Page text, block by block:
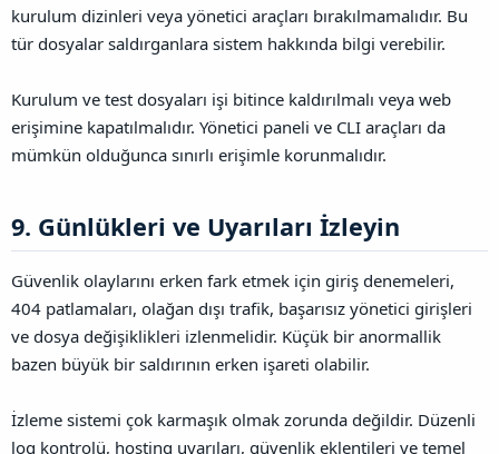
kurulum dizinleri veya yönetici araçları bırakılmamalıdır. Bu
tür dosyalar saldırganlara sistem hakkında bilgi verebilir.
Kurulum ve test dosyaları işi bitince kaldırılmalı veya web
erişimine kapatılmalıdır. Yönetici paneli ve CLI araçları da
mümkün olduğunca sınırlı erişimle korunmalıdır.
9. Günlükleri ve Uyarıları İzleyin​
Güvenlik olaylarını erken fark etmek için giriş denemeleri,
404 patlamaları, olağan dışı trafik, başarısız yönetici girişleri
ve dosya değişiklikleri izlenmelidir. Küçük bir anormallik
bazen büyük bir saldırının erken işareti olabilir.
İzleme sistemi çok karmaşık olmak zorunda değildir. Düzenli
log kontrolü, hosting uyarıları, güvenlik eklentileri ve temel